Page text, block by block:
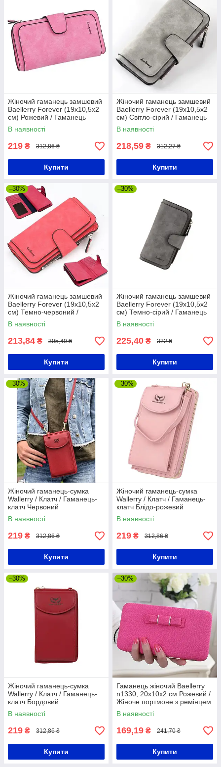
Жіночий гаманець замшевий
Baellerry Forever (19х10,5х2
см) Рожевий / Гаманець
клатч з еко замші
В наявності
219 ₴ 312,86 ₴
Купити
Жіночий гаманець замшевий
Baellerry Forever (19х10,5х2
см) Світло-сірий / Гаманець
клатч з еко замші
В наявності
218,59 ₴ 312,27 ₴
Купити
–30%
Жіночий гаманець замшевий
Baellerry Forever (19х10,5х2
см) Темно-червоний /
Гаманець клатч з еко замші
В наявності
213,84 ₴ 305,49 ₴
Купити
–30%
Жіночий гаманець замшевий
Baellerry Forever (19х10,5х2
см) Темно-сірий / Гаманець
клатч з еко замші
В наявності
225,40 ₴ 322 ₴
Купити
–30%
Жіночий гаманець-сумка
Wallerry / Клатч / Гаманець-
клатч Червоний
В наявності
219 ₴ 312,86 ₴
Купити
–30%
Жіночий гаманець-сумка
Wallerry / Клатч / Гаманець-
клатч Блідо-рожевий
В наявності
219 ₴ 312,86 ₴
Купити
–30%
Жіночий гаманець-сумка
Wallerry / Клатч / Гаманець-
клатч Бордовий
В наявності
219 ₴ 312,86 ₴
Купити
–30%
Гаманець жіночий Baellerry
n1330, 20x10x2 см Рожевий /
Жіноче портмоне з ремінцем
/ Гаманець-клатч
В наявності
169,19 ₴ 241,70 ₴
Купити